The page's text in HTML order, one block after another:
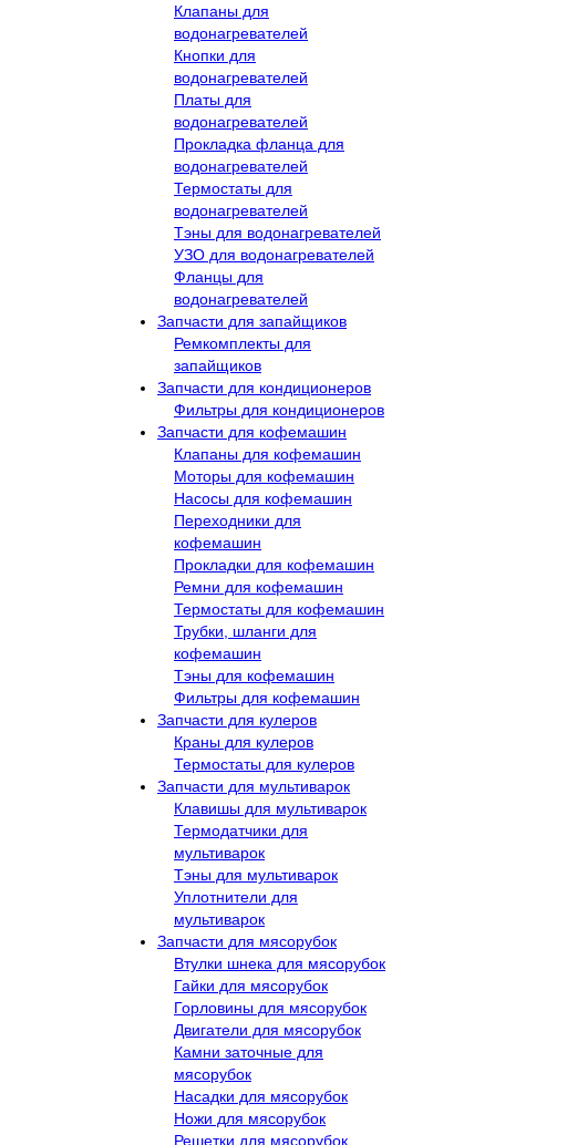
Клапаны для
водонагревателей
Кнопки для
водонагревателей
Платы для
водонагревателей
Прокладка фланца для
водонагревателей
Термостаты для
водонагревателей
Тэны для водонагревателей
УЗО для водонагревателей
Фланцы для
водонагревателей
Запчасти для запайщиков
Ремкомплекты для
запайщиков
Запчасти для кондиционеров
Фильтры для кондиционеров
Запчасти для кофемашин
Клапаны для кофемашин
Моторы для кофемашин
Насосы для кофемашин
Переходники для
кофемашин
Прокладки для кофемашин
Ремни для кофемашин
Термостаты для кофемашин
Трубки, шланги для
кофемашин
Тэны для кофемашин
Фильтры для кофемашин
Запчасти для кулеров
Краны для кулеров
Термостаты для кулеров
Запчасти для мультиварок
Клавишы для мультиварок
Термодатчики для
мультиварок
Тэны для мультиварок
Уплотнители для
мультиварок
Запчасти для мясорубок
Втулки шнека для мясорубок
Гайки для мясорубок
Горловины для мясорубок
Двигатели для мясорубок
Камни заточные для
мясорубок
Насадки для мясорубок
Ножи для мясорубок
Решетки для мясорубок